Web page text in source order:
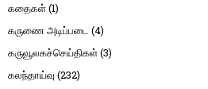
கதைகள்(1)
கருணை அடிப்படை (4)
கருவூலகச்செய்திகள்(3)
கலந்தாய்வு (232)